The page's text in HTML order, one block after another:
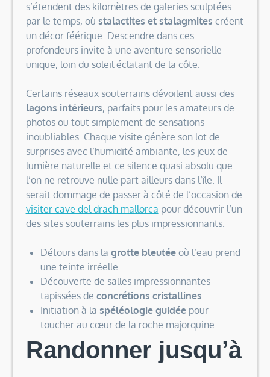
s’étendent des kilomètres de galeries sculptées
par le temps, où stalactites et stalagmites créent
un décor féérique. Descendre dans ces
profondeurs invite à une aventure sensorielle
unique, loin du soleil éclatant de la côte.
Certains réseaux souterrains dévoilent aussi des
lagons intérieurs, parfaits pour les amateurs de
photos ou tout simplement de sensations
inoubliables. Chaque visite génère son lot de
surprises avec l’humidité ambiante, les jeux de
lumière naturelle et ce silence quasi absolu que
l’on ne retrouve nulle part ailleurs dans l’île. Il
serait dommage de passer à côté de l’occasion de
visiter cave del drach mallorca pour découvrir l’un
des sites souterrains les plus impressionnants.
Détours dans la grotte bleutéeoù l’eau prend
une teinte irréelle.
Découverte de salles impressionnantes
tapissées de concrétions cristallines.
Initiation à la spéléologie guidéepour
toucher au cœur de la roche majorquine.
Randonner jusqu’à